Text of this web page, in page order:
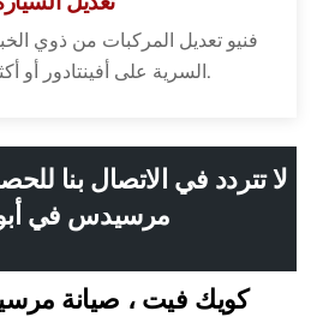
فنيو تعديل المركبات من ذوي
السرية على أفينتادور أو أكثر … تبدأ قريبًا.
لا تتردد في الاتصال بنا
مرسيدس في
كويك فيت ، صيانة